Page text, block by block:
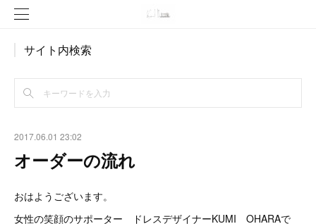
サイト内検索
2017.06.01 23:02
オーダーの流れ
おはようございます。
女性の笑顔のサポーター ドレスデザイナーKUMI OHARAで